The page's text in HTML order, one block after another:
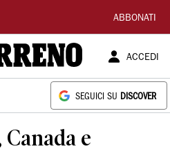
ABBONATI
ACCEDI
SEGUICI SU DISCOVER
e